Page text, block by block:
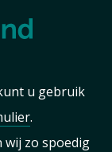
u gebruik
.
wij zo spoedig